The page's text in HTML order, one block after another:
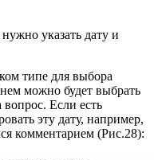
указать дату и
типе для выбора
можно будет выбрать
Если есть
эту дату, например,
комментарием (Рис.28):